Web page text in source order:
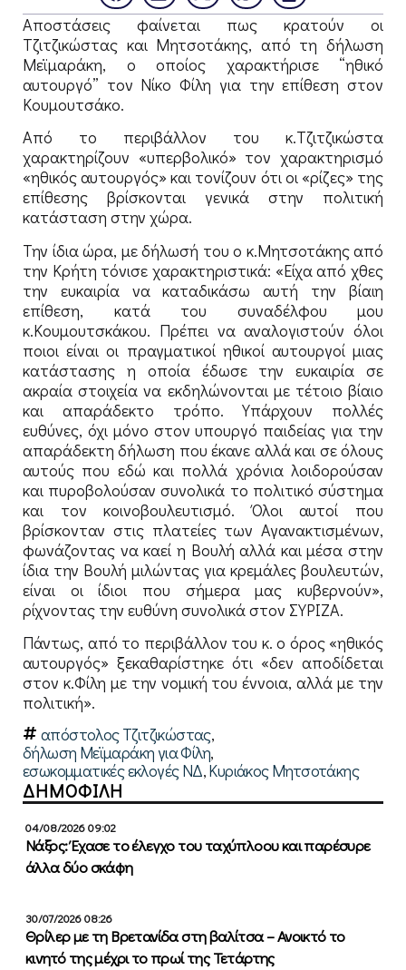
Αποστάσεις φαίνεται πως κρατούν οι
Τζιτζικώστας και Μητσοτάκης, από τη δήλωση
Μεϊμαράκη, ο οποίος χαρακτήρισε “ηθικό
αυτουργό” τον Νίκο Φίλη για την επίθεση στον
Κουμουτσάκο.
Από το περιβάλλον του κ.Τζιτζικώστα
χαρακτηρίζουν «υπερβολικό» τον χαρακτηρισμό
«ηθικός αυτουργός» και τονίζουν ότι οι «ρίζες» της
επίθεσης βρίσκονται γενικά στην πολιτική
κατάσταση στην χώρα.
Την ίδια ώρα, με δήλωσή του ο κ.Μητσοτάκης από
την Κρήτη τόνισε χαρακτηριστικά: «Είχα από χθες
την ευκαιρία να καταδικάσω αυτή την βίαιη
επίθεση, κατά του συναδέλφου μου
κ.Κουμουτσκάκου. Πρέπει να αναλογιστούν όλοι
ποιοι είναι οι πραγματικοί ηθικοί αυτουργοί μιας
κατάστασης η οποία έδωσε την ευκαιρία σε
ακραία στοιχεία να εκδηλώνονται με τέτοιο βίαιο
και απαράδεκτο τρόπο. Υπάρχουν πολλές
ευθύνες, όχι μόνο στον υπουργό παιδείας για την
απαράδεκτη δήλωση που έκανε αλλά και σε όλους
αυτούς που εδώ και πολλά χρόνια λοιδορούσαν
και πυροβολούσαν συνολικά το πολιτικό σύστημα
και τον κοινοβουλευτισμό. Όλοι αυτοί που
βρίσκονταν στις πλατείες των Αγανακτισμένων,
φωνάζοντας να καεί η Βουλή αλλά και μέσα στην
ίδια την Βουλή μιλώντας για κρεμάλες βουλευτών,
είναι οι ίδιοι που σήμερα μας κυβερνούν»,
ρίχνοντας την ευθύνη συνολικά στον ΣΥΡΙΖΑ.
Πάντως, από το περιβάλλον του κ. ο όρος «ηθικός
αυτουργός» ξεκαθαρίστηκε ότι «δεν αποδίδεται
στον κ.Φίλη με την νομική του έννοια, αλλά με την
πολιτική».
απόστολος Τζιτζικώστας,
δήλωση Μεϊμαράκη για Φίλη,
εσωκομματικές εκλογές ΝΔ,Κυριάκος Μητσοτάκης
ΔΗΜΟΦΙΛΗ
04/08/2026 09:02
Νάξος: Έχασε το έλεγχο του ταχύπλοου και παρέσυρε
άλλα δύο σκάφη
30/07/2026 08:26
Θρίλερ με τη Βρετανίδα στη βαλίτσα – Ανοικτό το
κινητό της μέχρι το πρωί της Τετάρτης